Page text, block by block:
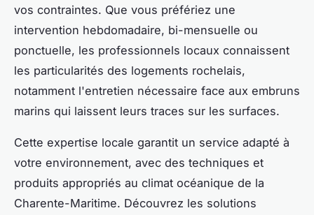
vos contraintes. Que vous préfériez une
intervention hebdomadaire, bi-mensuelle ou
ponctuelle, les professionnels locaux connaissent
les particularités des logements rochelais,
notamment l'entretien nécessaire face aux embruns
marins qui laissent leurs traces sur les surfaces.
Cette expertise locale garantit un service adapté à
votre environnement, avec des techniques et
produits appropriés au climat océanique de la
Charente-Maritime. Découvrez les solutions